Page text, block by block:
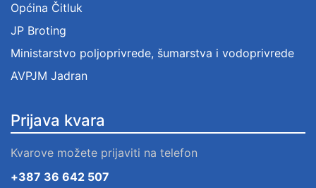
Općina Čitluk
JP Broting
Ministarstvo poljoprivrede, šumarstva i vodoprivrede
AVPJM Jadran
Prijava kvara
Kvarove možete prijaviti na telefon
+387 36 642 507